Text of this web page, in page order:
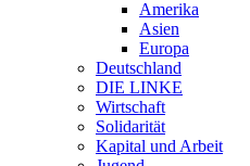
Amerika
Asien
Europa
Deutschland
DIE LINKE
Wirtschaft
Solidarität
Kapital und Arbeit